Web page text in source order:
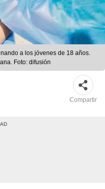
a los jóvenes de 18 años.
Foto: difusión
Compartir